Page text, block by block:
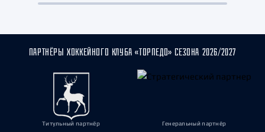
ПАРТНЁРЫ ХОККЕЙНОГО КЛУБА «ТОРПЕДО» СЕЗОНА 2026/2027
Титульный партнёр Генеральный партнёр